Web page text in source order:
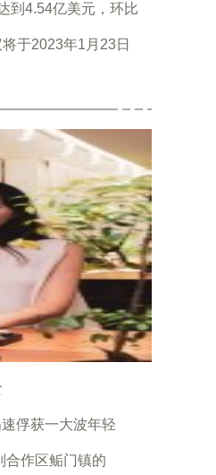
到4.54亿美元，环比
于2023年1月23日
俘获一大波年轻
合作区鲘门镇的